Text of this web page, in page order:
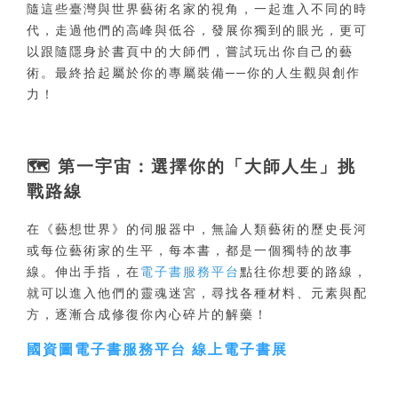
隨這些臺灣與世界藝術名家的視角，一起進入不同的時
代，走過他們的高峰與低谷，發展你獨到的眼光，更可
以跟隨隱身於書頁中的大師們，嘗試玩出你自己的藝
術。最終拾起屬於你的專屬裝備──你的人生觀與創作
力！
🗺️ 第一宇宙：選擇你的「大師人生」挑
戰路線
在《藝想世界》的伺服器中，無論人類藝術的歷史長河
或每位藝術家的生平，每本書，都是一個獨特的故事
線。伸出手指，在電子書服務平台點往你想要的路線，
就可以進入他們的靈魂迷宮，尋找各種材料、元素與配
方，逐漸合成修復你內心碎片的解藥！
國資圖電子書服務平台 線上電子書展